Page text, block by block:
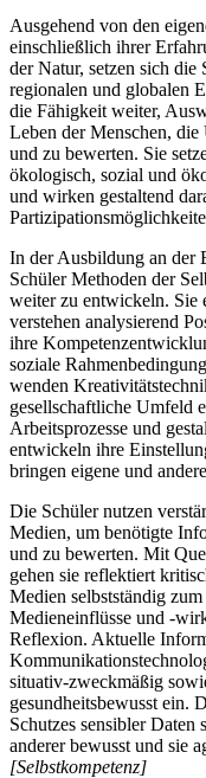
Ausgehend von den
einschließlich ihrer
der Natur, setzen sich
regionalen und globalen
die Fähigkeit weiter,
Leben der Menschen,
und zu bewerten. Sie
ökologisch, sozial und
und wirken gestaltend
In der Ausbildung an der
Schüler Methoden der
weiter zu entwickeln. Sie
verstehen analysierend
ihre
soziale
wenden
gesellschaftliche Umfeld
Arbeitsprozesse und
entwickeln ihre
bringen eigene und
Die Schüler nutzen
Medien, um benötigte
und zu bewerten. Mit
gehen sie reflektiert
Medien selbstständig
Medieneinflüsse und -
Reflexion. Aktuelle
situativ-zweckmäßig
gesundheitsbewusst ein.
Schutzes sensibler Daten
anderer bewusst und sie
[Selbstkompetenz]